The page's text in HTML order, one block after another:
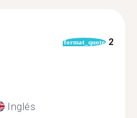
format_quote 2
Inglés